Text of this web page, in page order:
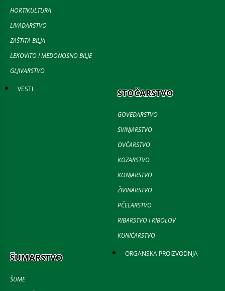
HORTIKULTURA
LIVADARSTVO
ZAŠTITA BILJA
LEKOVITO I MEDONOSNO BILJE
GLJIVARSTVO
VESTI STOČARSTVO
GOVEDARSTVO
SVINJARSTVO
OVČARSTVO
KOZARSTVO
KONJARSTVO
ŽIVINARSTVO
PČELARSTVO
RIBARSTVO I RIBOLOV
KUNIĆARSTVO
ŠUMARSTVO
ŠUME
ORGANSKA PROIZVODNJA